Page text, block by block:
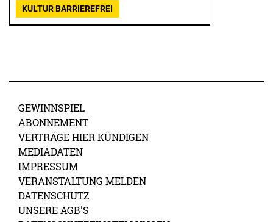
KULTUR BARRIEREFREI
GEWINNSPIEL
ABONNEMENT
VERTRÄGE HIER KÜNDIGEN
MEDIADATEN
IMPRESSUM
VERANSTALTUNG MELDEN
DATENSCHUTZ
UNSERE AGB'S